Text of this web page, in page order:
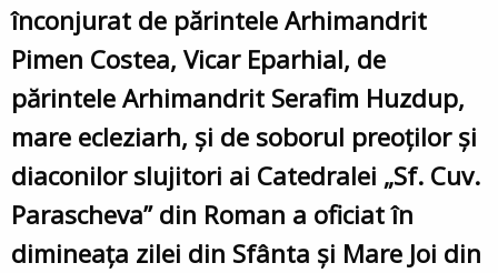
înconjurat de părintele Arhimandrit
Pimen Costea, Vicar Eparhial, de
părintele Arhimandrit Serafim Huzdup,
mare ecleziarh, și de soborul preoților și
diaconilor slujitori ai Catedralei „Sf. Cuv.
Parascheva” din Roman a oficiat în
dimineața zilei din Sfânta și Mare Joi din